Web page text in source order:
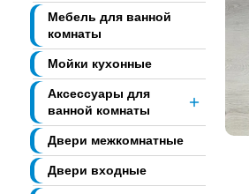
Мебель для ванной
комнаты
Мойки кухонные
Аксессуары для
ванной комнаты
Двери межкомнатные
Двери входные